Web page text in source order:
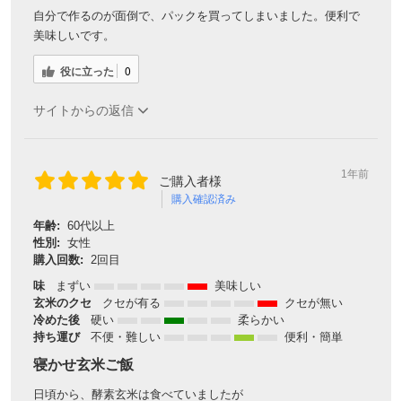
自分で作るのが面倒で、パックを買ってしまいました。便利で
美味しいです。
役に立った 0
サイトからの返信
ご購入者様
購入確認済み
1年前
年齢: 60代以上
性別: 女性
購入回数:
2回目
味
まずい
美味しい
玄米のクセ
クセが有る
クセが無い
冷めた後
硬い
柔らかい
持ち運び
不便・難しい 便利・簡単
寝かせ玄米ご飯
日頃から、酵素玄米は食べていましたが